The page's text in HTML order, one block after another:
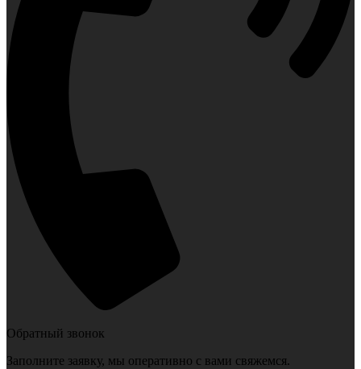
Обратный звонок
Заполните заявку, мы оперативно с вами свяжемся.